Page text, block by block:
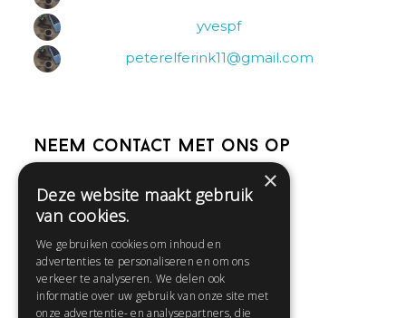
yvespf
peterelferink11@gmail.com
Neem contact met ons op
Help
Contact
Huisregels
×
Deze website maakt gebruik
van cookies.
We gebruiken cookies om inhoud en
advertenties te personaliseren en om ons
verkeer te analyseren. We delen ook
informatie over uw gebruik van onze site met
onze advertentie- en analysepartners, die